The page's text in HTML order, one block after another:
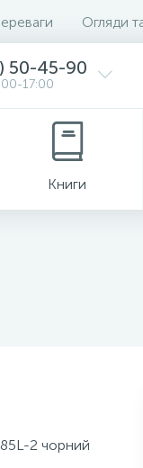
Огляди
50-45-90
17:00
Книги
2 чорний